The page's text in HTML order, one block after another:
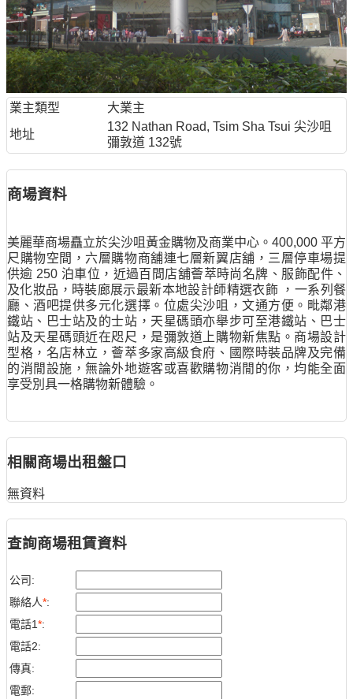
業主類型
大業主
地址
132 Nathan Road, Tsim Sha Tsui 尖沙咀
彌敦道 132號
商場資料
美麗華商場矗立於尖沙咀黃金購物及商業中心。400,000 平方
尺購物空間，六層購物商舖連七層新翼店舖，三層停車場提
供逾 250 泊車位，近過百間店舖薈萃時尚名牌、服飾配件、
及化妝品，時裝廊展示最新本地設計師精選衣飾 ，一系列餐
廳、酒吧提供多元化選擇。位處尖沙咀，文通方便。毗鄰港
鐵站、巴士站及的士站，天星碼頭亦舉步可至港鐵站、巴士
站及天星碼頭近在咫尺，是彌敦道上購物新焦點。商場設計
型格，名店林立，薈萃多家高級食府、國際時裝品牌及完備
的消閒設施，無論外地遊客或喜歡購物消閒的你，均能全面
享受別具一格購物新體驗。
相關商場出租盤口
無資料
查詢商場租賃資料
公司:
聯絡人*:
電話1*:
電話2:
傳真:
電郵: